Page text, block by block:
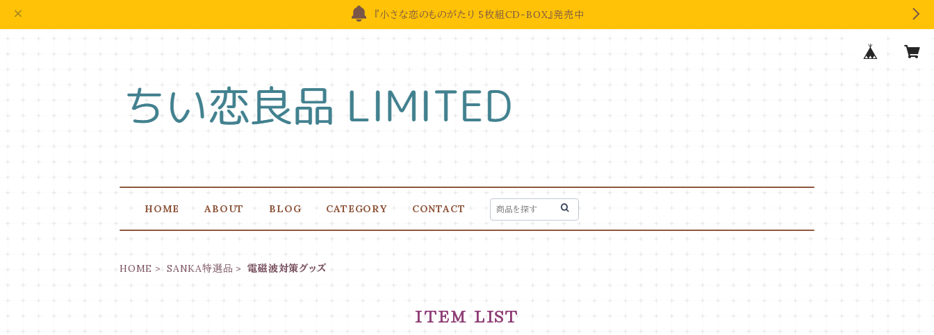
『小さな恋のものがたり 5枚組CD-BOX』発売中
HOME ABOUT BLOG CATEGORY CONTACT
HOME SANKA特選品 電磁波対策グッズ
ITEM LIST